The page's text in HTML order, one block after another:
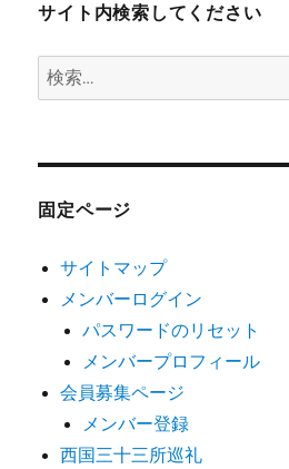
サイト内検索してください
検
索:
固定ページ
サイトマップ
メンバーログイン
パスワードのリセット
メンバープロフィール
会員募集ページ
メンバー登録
西国三十三所巡礼